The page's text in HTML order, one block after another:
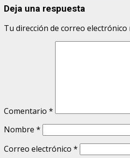
Deja una respuesta
Tu dirección de correo electrónico
Comentario *
Nombre *
Correo electrónico *